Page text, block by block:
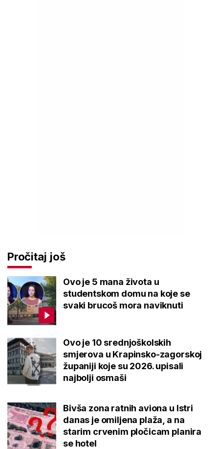
Pročitaj još
Ovo je 5 mana života u
studentskom domu na koje se
svaki brucoš mora naviknuti
Ovo je 10 srednjoškolskih
smjerova u Krapinsko-zagorskoj
županiji koje su 2026. upisali
najbolji osmaši
Bivša zona ratnih aviona u Istri
danas je omiljena plaža, a na
starim crvenim pločicam planira
se hotel